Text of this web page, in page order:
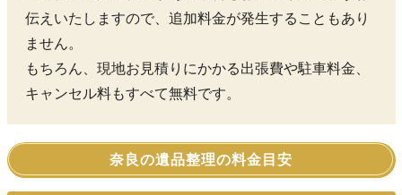
伝えいたしますので、追加料金が発生することもあり
ません。
もちろん、現地お見積りにかかる出張費や駐車料金、
キャンセル料もすべて無料です。
奈良の遺品整理の料金目安